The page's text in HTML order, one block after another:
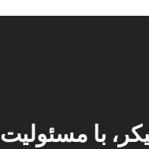
با مسئولیت